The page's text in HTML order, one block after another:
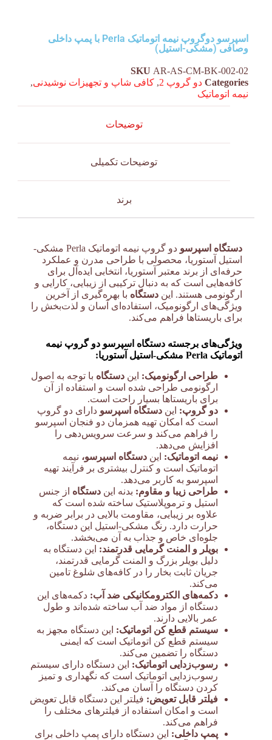
اسپرسو دوگروپ نیمه اتوماتیک Perla با پمپ داخلی
وصافی (مشکی-استیل)
SKU AR-AS-CM-BK-002-02
Categories دو گروپ 2 , کافی شاپ و تجهیزات نوشیدنی,
نیمه اتوماتیک
توضیحات
توضیحات تکمیلی
برند
دستگاه اسپرسو
دو گروپ نیمه اتوماتیک Perla مشکی-
استیل آستوریا، محصولی با طراحی مدرن و عملکرد
حرفه‌ای از برند معتبر آستوریا، انتخابی ایده‌آل برای
کافه‌هایی است که به دنبال ترکیبی از زیبایی، کارایی و
ارگونومی هستند. این دستگاه با بهره‌گیری از آخرین
ویژگی‌های ارگونومیک، استفاده‌ای آسان و لذت‌بخش را
برای باریستاها فراهم می‌کند.
ویژگی‌های برجسته دستگاه اسپرسو دو گروپ نیمه
اتوماتیک Perla مشکی-استیل آستوریا:
طراحی ارگونومیک: این دستگاه با توجه به اصول
ارگونومی طراحی شده است و استفاده از آن
برای باریستاها بسیار راحت است.
دو گروپ: این دستگاه اسپرسو دارای دو گروپ
است که امکان تهیه همزمان دو فنجان اسپرسو
را فراهم می‌کند و سرعت سرویس‌دهی را
افزایش می‌دهد.
نیمه اتوماتیک: این دستگاه اسپرسو، نیمه
اتوماتیک است و کنترل بیشتری بر فرآیند تهیه
اسپرسو به کاربر می‌دهد.
طراحی زیبا و مقاوم: بدنه این دستگاه از جنس
استیل و ترموپلاستیک ساخته شده است که
علاوه بر زیبایی، مقاومت بالایی در برابر ضربه و
حرارت دارد. رنگ مشکی-استیل این دستگاه،
جلوه‌ای خاص و جذاب به آن می‌بخشد.
بویلر و المنت گرمایی قدرتمند: این دستگاه به
دلیل بویلر بزرگ و المنت گرمایی قدرتمند،
جریان ثابت بخار را در کافه‌های شلوغ تامین
می‌کند.
دکمه‌های الکترومکانیکی ضد آب: دکمه‌های این
دستگاه از مواد ضد آب ساخته شده‌اند و طول
عمر بالایی دارند.
سیستم قطع کن اتوماتیک: این دستگاه مجهز به
سیستم قطع کن اتوماتیک است که ایمنی
دستگاه را تضمین می‌کند.
رسوب‌زدایی اتوماتیک: این دستگاه دارای سیستم
رسوب‌زدایی اتوماتیک است که نگهداری و تمیز
کردن دستگاه را آسان می‌کند.
فیلتر قابل تعویض: فیلتر این دستگاه قابل تعویض
است و امکان استفاده از فیلترهای مختلف را
فراهم می‌کند.
پمپ داخلی: این دستگاه دارای پمپ داخلی برای